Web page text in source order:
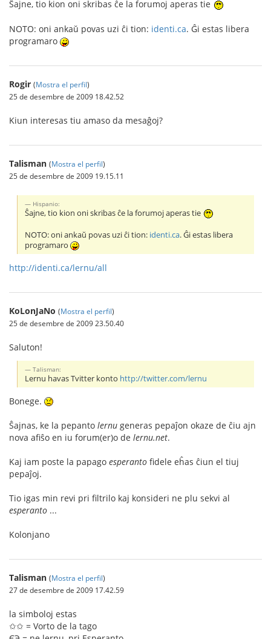
Ŝajne, tio kion oni skribas ĉe la forumoj aperas tie
NOTO: oni ankaŭ povas uzi ĉi tion: identi.ca. Ĝi estas libera
programaro
Rogir (Mostra el perfil)
25 de desembre de 2009 18.42.52
Kiun interesas tiu amaso da mesaĝoj?
Talisman (Mostra el perfil)
25 de desembre de 2009 19.15.11
Hispanio:
Ŝajne, tio kion oni skribas ĉe la forumoj aperas tie
NOTO: oni ankaŭ povas uzi ĉi tion: identi.ca. Ĝi estas libera
programaro
http://identi.ca/lernu/all
KoLonJaNo (Mostra el perfil)
25 de desembre de 2009 23.50.40
Saluton!
Talisman:
Lernu havas Tvitter konto http://twitter.com/lernu
Bonege.
Ŝajnas, ke la pepanto lernu generas pepaĵon okaze de ĉiu ajn
nova afiŝo en iu forum(er)o de lernu.net.
Kaj iam poste la papago esperanto fidele eĥas ĉiun el tiuj
pepaĵoj.
Tio igas min revi pri filtrilo kaj konsideri ne plu sekvi al
esperanto ...
Kolonjano
Talisman (Mostra el perfil)
27 de desembre de 2009 17.42.59
la simboloj estas
✩✩ = Vorto de la tago